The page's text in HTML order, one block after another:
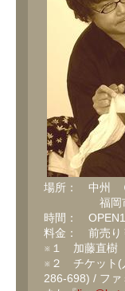
場所： 中州
福岡市博
時間：
料金： 前売り
※１ 加藤直樹
※２ チケット(
286-698) / ファ